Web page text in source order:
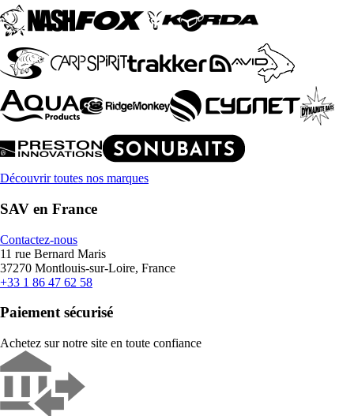
Découvrir toutes nos marques
SAV en France
Contactez-nous
11 rue Bernard Maris
37270 Montlouis-sur-Loire, France
+33 1 86 47 62 58
Paiement sécurisé
Achetez sur notre site en toute confiance